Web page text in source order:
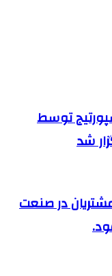
توسط
شد
در صنعت